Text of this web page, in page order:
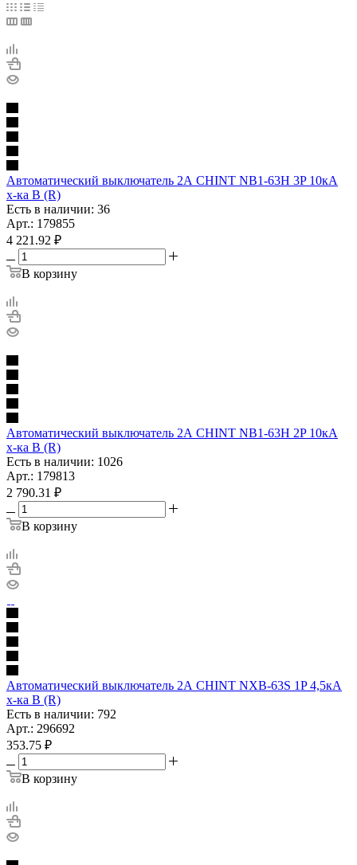
Автоматический выключатель 2А CHINT NB1-63H 3P 10кА
х-ка B (R)
Есть в наличии: 36
Арт.: 179855
4 221.92 ₽
В корзину
Автоматический выключатель 2А CHINT NB1-63H 2P 10кА
х-ка B (R)
Есть в наличии: 1026
Арт.: 179813
2 790.31 ₽
В корзину
Автоматический выключатель 2А CHINT NXB-63S 1P 4,5кА
х-ка B (R)
Есть в наличии: 792
Арт.: 296692
353.75 ₽
В корзину